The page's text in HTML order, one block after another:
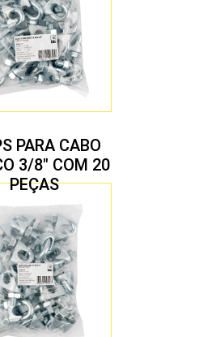
PARA CABO
3/8″ COM 20
PEÇAS